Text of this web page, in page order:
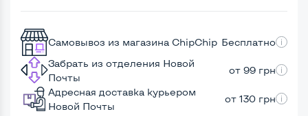
Самовывоз из магазина ChipChip Бесплатно
Забрать из отделения Новой
Почты
от 99 грн
Адресная доставка курьером
Новой Почты
от 130 грн